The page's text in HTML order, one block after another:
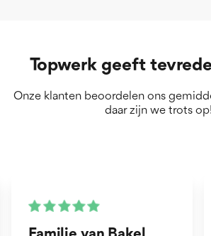
Topwerk geeft
Onze klanten beoordelen ons
daar zijn we trots op!